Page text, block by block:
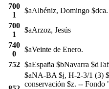
700
1
$aAlbéniz, Domingo
700
1
$aArzoz, Jesús
740
0
$aVeinte de Enero.
752 $aEspaña $bNavarra
$aNA-BA $j, H-2-3/1 (3)
conservación $z. -- Fondo